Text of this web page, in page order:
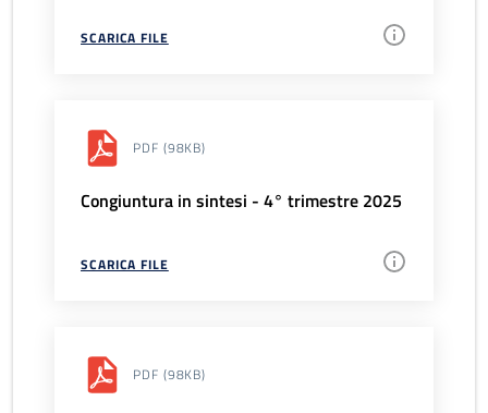
SCARICA FILE
PDF (98KB)
Congiuntura in sintesi - 4° trimestre 2025
SCARICA FILE
PDF (98KB)